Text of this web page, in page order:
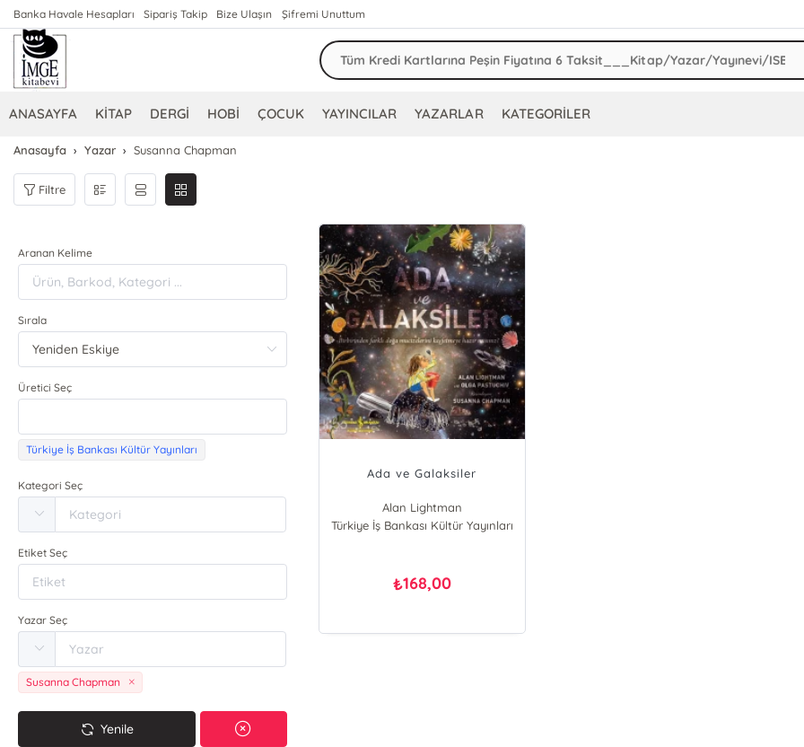
Banka Havale Hesapları Sipariş Takip Bize Ulaşın Şifremi Unuttum
ANASAYFA KİTAP DERGİ HOBİ ÇOCUK YAYINCILAR YAZARLAR KATEGORİLER
Anasayfa Yazar Susanna Chapman
Filtre
Aranan Kelime
Sırala
Üretici Seç
Türkiye İş Bankası Kültür Yayınları
Kategori Seç
Etiket Seç
Yazar Seç
Susanna Chapman
Yenile
Ada ve Galaksiler
Alan Lightman
Olga Pastuchiv
Türkiye İş Bankası Kültür Yayınları
₺168,00